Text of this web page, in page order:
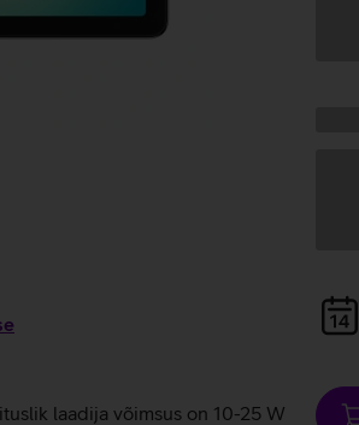
laadija võimsus on 10-25 W